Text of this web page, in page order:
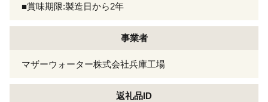
■賞味期限:製造日から2年
事業者
マザーウォーター株式会社兵庫工場
返礼品ID